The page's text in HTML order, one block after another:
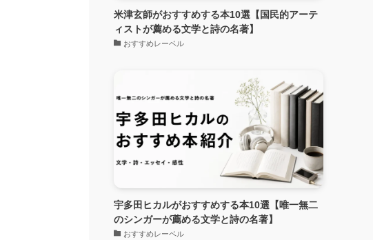
米津玄師がおすすめする本10選【国民的アーテ
ィストが薦める文学と詩の名著】
おすすめレーベル
宇多田ヒカルがおすすめする本10選【唯一無二
のシンガーが薦める文学と詩の名著】
おすすめレーベル